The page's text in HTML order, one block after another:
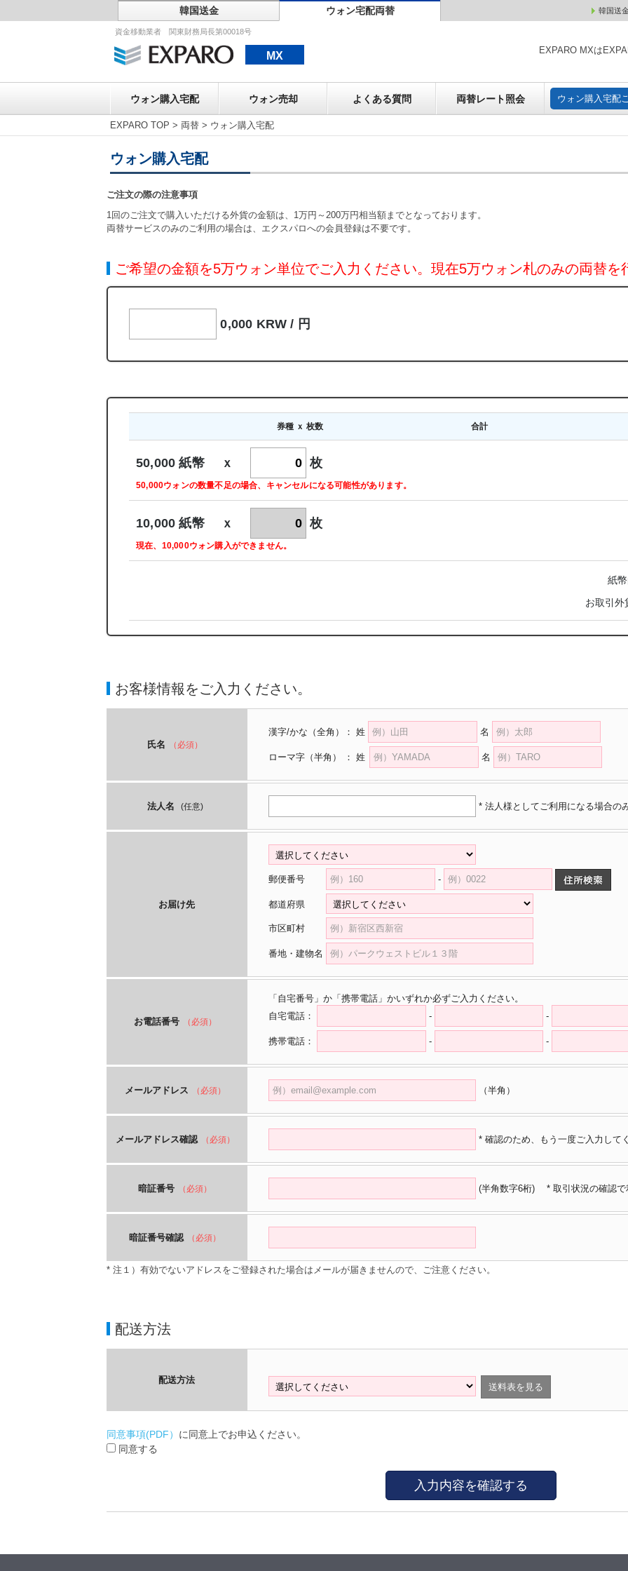
韓国送金 ウォン宅配両替 韓国送
資金移動業者 関東財務局長第00018号
MX EXPARO MXは
ウォン購入宅配 ウォン売却 よくある質問 両替レート照会 ウォン購入宅配
ウォン売却 ウォン購
EXPARO TOP > 両替 > ウォン購入宅配
ウォン購入宅配
ご注文の際の注意事項
1回のご注文で購入いただける外貨の金額は、1万円～200万円相当額までとなっております。
両替サービスのみのご利用の場合は、エクスパロへの会員登録は不要です。
ご希望の金額を5万ウォン単位でご入力ください。現在5万ウォン札のみの両替を
0,000 KRW / 円
券種 ｘ 枚数 合計
50,000 紙幣 ｘ 枚
50,000ウォンの数量不足の場合、キャンセルになる可能性があります。
10,000 紙幣 ｘ 枚
現在、10,000ウォン購入ができません。
紙
お取引外
お客様情報をご入力ください。
氏名 （必須）
漢字/かな （全角） ： 姓 名
ローマ字 （半角） ： 姓 名
法人名 (任意) * 法人様としてご利用になる場合の
お届け先
郵便番号 -
都道府県
市区町村
番地・建物名
お電話番号 （必須）
「自宅番号」か「携帯電話」かいずれか必ずご入力ください。
自宅電話：
- -
携帯電話： - -
メールアドレス （必須） （半角）
メールアドレス確認 （必須） * 確認のため、もう一度ご入力して
暗証番号 （必須） (半角数字6桁) * 取引状況の確認で
暗証番号確認 （必須）
* 注１）有効でないアドレスをご登録された場合はメールが届きませんので、ご注意ください。
配送方法
配送方法
送料表を見る
同意事項(PDF） に同意上でお申込ください。
同意する
入力内容を確認する